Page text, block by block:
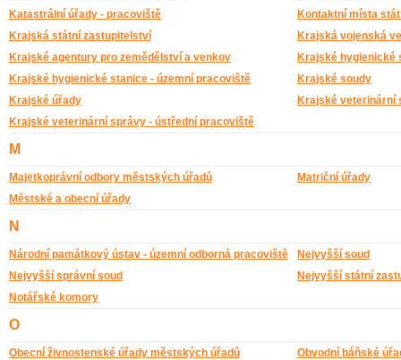
Katastrální úřady - pracoviště
Kontaktní místa
Krajská státní zastupitelství
Krajská vojenská
Krajské agentury pro zemědělství a venkov
Krajské hygienické
Krajské hygienické stanice - územní pracoviště
Krajské soudy
Krajské úřady
Krajské veterinární
Krajské veterinární správy - ústřední pracoviště
M
Majetkoprávní odbory městských úřadů
Matriční úřady
Městské a obecní úřady
N
Národní památkový ústav - územní odborná pracoviště
Nejvyšší soud
Nejvyšší správní soud
Nejvyšší státní
Notářské komory
O
Obecní živnostenské úřady městských úřadů
Obvodní báňské